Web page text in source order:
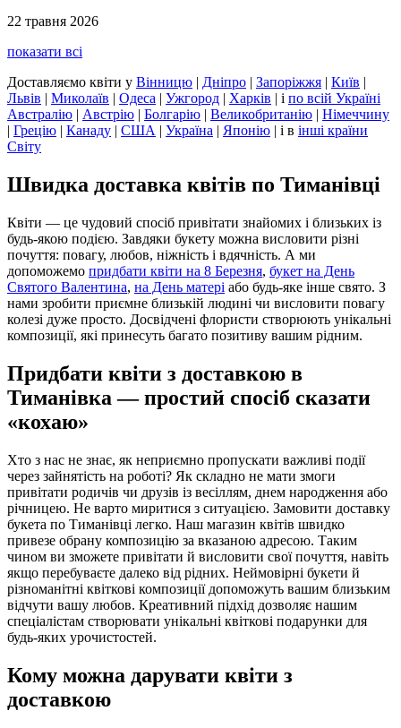
22 травня 2026
показати всі
Доставляємо квіти у Вінницю | Дніпро | Запоріжжя | Київ |
Львів | Миколаїв | Одеса | Ужгород | Харків | і по всій Україні
Австралію | Австрію | Болгарію | Великобританію | Німеччину
| Грецію | Канаду | США | Україна | Японію | і в інші країни
Світу
Швидка доставка квітів по Тиманівці
Квіти — це чудовий спосіб привітати знайомих і близьких із
будь-якою подією. Завдяки букету можна висловити різні
почуття: повагу, любов, ніжність і вдячність. А ми
допоможемо придбати квіти на 8 Березня, букет на День
Святого Валентина, на День матері або будь-яке інше свято. З
нами зробити приємне близькій людині чи висловити повагу
колезі дуже просто. Досвідчені флористи створюють унікальні
композиції, які принесуть багато позитиву вашим рідним.
Придбати квіти з доставкою в
Тиманівка — простий спосіб сказати
«кохаю»
Хто з нас не знає, як неприємно пропускати важливі події
через зайнятість на роботі? Як складно не мати змоги
привітати родичів чи друзів із весіллям, днем народження або
річницею. Не варто миритися з ситуацією. Замовити доставку
букета по Тиманівці легко. Наш магазин квітів швидко
привезе обрану композицію за вказаною адресою. Таким
чином ви зможете привітати й висловити свої почуття, навіть
якщо перебуваєте далеко від рідних. Неймовірні букети й
різноманітні квіткові композиції допоможуть вашим близьким
відчути вашу любов. Креативний підхід дозволяє нашим
спеціалістам створювати унікальні квіткові подарунки для
будь-яких урочистостей.
Кому можна дарувати квіти з
доставкою